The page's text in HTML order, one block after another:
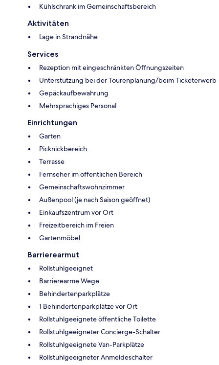
Kühlschrank im Gemeinschaftsbereich
Aktivitäten
Lage in Strandnähe
Services
Rezeption mit eingeschränkten Öffnungszeiten
Unterstützung bei der Tourenplanung/beim Ticketerwerb
Gepäckaufbewahrung
Mehrsprachiges Personal
Einrichtungen
Garten
Picknickbereich
Terrasse
Fernseher im öffentlichen Bereich
Gemeinschaftswohnzimmer
Außenpool (je nach Saison geöffnet)
Einkaufszentrum vor Ort
Freizeitbereich im Freien
Gartenmöbel
Barrierearmut
Rollstuhlgeeignet
Barrierearme Wege
Behindertenparkplätze
1 Behindertenparkplätze vor Ort
Rollstuhlgeeignete öffentliche Toilette
Rollstuhlgeeigneter Concierge-Schalter
Rollstuhlgeeignete Van-Parkplätze
Rollstuhlgeeigneter Anmeldeschalter